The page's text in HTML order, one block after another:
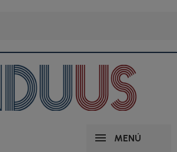
MENÚ